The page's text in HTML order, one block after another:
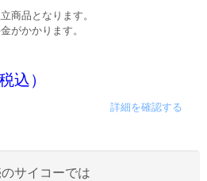
商品となります。
がかかります。
込）
詳細を確認する
サイコーでは